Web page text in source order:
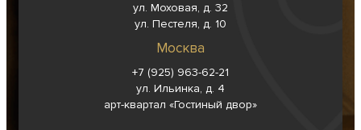
ул. Моховая, д. 32
ул. Пестеля, д. 10
Москва
+7 (925) 963-62-21
ул. Ильинка, д. 4
арт-квартал «Гостиный двор»